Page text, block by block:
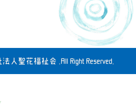
人聖花福祉会 .All Right Reserved.